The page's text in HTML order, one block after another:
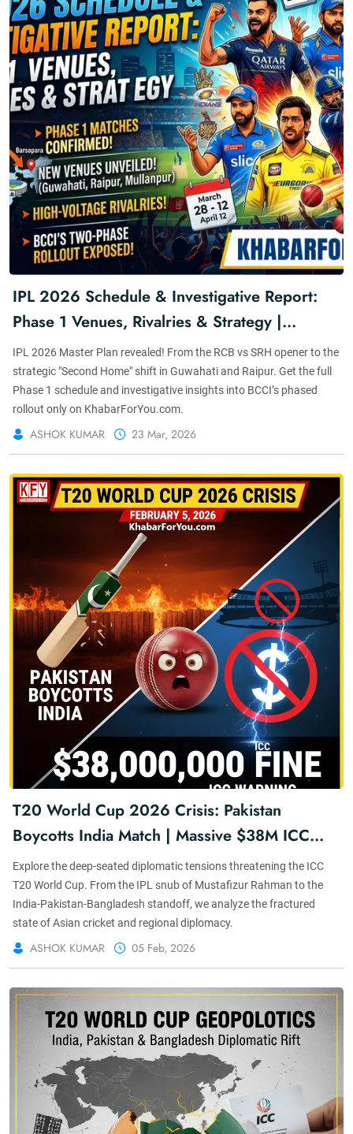
IPL 2026 Schedule & Investigative Report:
Phase 1 Venues, Rivalries & Strategy |
KhabarForYou
IPL 2026 Master Plan revealed! From the RCB vs SRH opener to the
strategic "Second Home" shift in Guwahati and Raipur. Get the full
Phase 1 schedule and investigative insights into BCCI’s phased
rollout only on KhabarForYou.com.
ASHOK KUMAR 23 Mar, 2026
T20 World Cup 2026 Crisis: Pakistan
Boycotts India Match | Massive $38M ICC
Fine?
Explore the deep-seated diplomatic tensions threatening the ICC
T20 World Cup. From the IPL snub of Mustafizur Rahman to the
India-Pakistan-Bangladesh standoff, we analyze the fractured
state of Asian cricket and regional diplomacy.
ASHOK KUMAR 05 Feb, 2026